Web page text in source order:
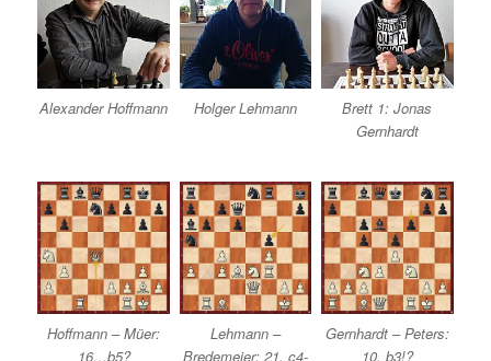
Alexander Hoffmann Holger Lehmann
Brett 1: Jonas
Gernhardt
Hoffmann – Müer:
16…b5?
Lehmann –
Bredemeier: 21. c4-
Gernhardt – Peters:
10. b3!?